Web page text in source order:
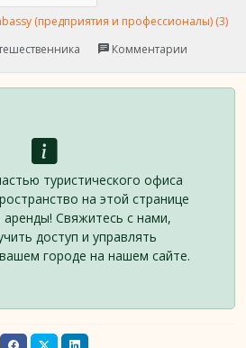
(предприятия и профессионалы) (3)
Комментарии
туристического офиса
на этой странице
аренды! Свяжитесь с нами,
доступ и управлять
городе на нашем сайте.